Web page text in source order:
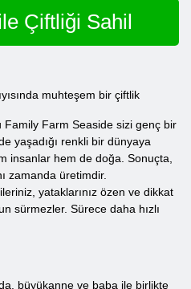
Çiftliği Sahil
muhteşem bir çiftlik
Farm Seaside sizi genç bir
yaşadığı renkli bir dünyaya
insanlar hem de doğa. Sonuçta,
zamanda üretimdir.
yataklarınız özen ve dikkat
sürmezler. Sürece daha hızlı
büyükanne ve baba ile birlikte